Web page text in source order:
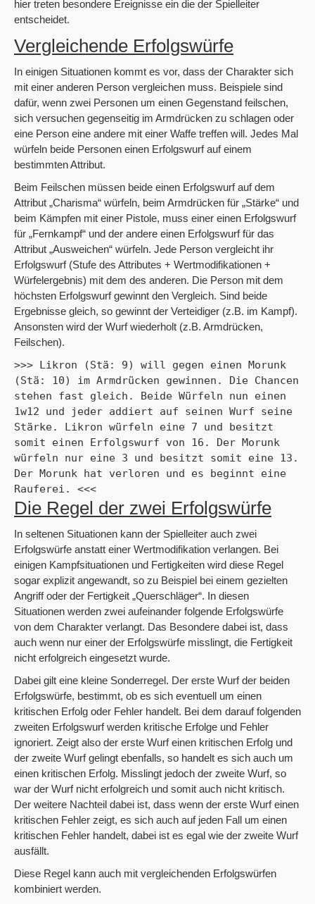
hier treten besondere Ereignisse ein die der Spielleiter
entscheidet.
Vergleichende Erfolgswürfe
In einigen Situationen kommt es vor, dass der Charakter sich
mit einer anderen Person vergleichen muss. Beispiele sind
dafür, wenn zwei Personen um einen Gegenstand feilschen,
sich versuchen gegenseitig im Armdrücken zu schlagen oder
eine Person eine andere mit einer Waffe treffen will. Jedes Mal
würfeln beide Personen einen Erfolgswurf auf einem
bestimmten Attribut.
Beim Feilschen müssen beide einen Erfolgswurf auf dem
Attribut „Charisma“ würfeln, beim Armdrücken für „Stärke“ und
beim Kämpfen mit einer Pistole, muss einer einen Erfolgswurf
für „Fernkampf“ und der andere einen Erfolgswurf für das
Attribut „Ausweichen“ würfeln. Jede Person vergleicht ihr
Erfolgswurf (Stufe des Attributes + Wertmodifikationen +
Würfelergebnis) mit dem des anderen. Die Person mit dem
höchsten Erfolgswurf gewinnt den Vergleich. Sind beide
Ergebnisse gleich, so gewinnt der Verteidiger (z.B. im Kampf).
Ansonsten wird der Wurf wiederholt (z.B. Armdrücken,
Feilschen).
>>> Likron (Stä: 9) will gegen einen Morunk
(Stä: 10) im Armdrücken gewinnen. Die Chancen
stehen fast gleich. Beide Würfeln nun einen
1w12 und jeder addiert auf seinen Wurf seine
Stärke. Likron würfeln eine 7 und besitzt
somit einen Erfolgswurf von 16. Der Morunk
würfeln nur eine 3 und besitzt somit eine 13.
Der Morunk hat verloren und es beginnt eine
Rauferei. <<<
Die Regel der zwei Erfolgswürfe
In seltenen Situationen kann der Spielleiter auch zwei
Erfolgswürfe anstatt einer Wertmodifikation verlangen. Bei
einigen Kampfsituationen und Fertigkeiten wird diese Regel
sogar explizit angewandt, so zu Beispiel bei einem gezielten
Angriff oder der Fertigkeit „Querschläger“. In diesen
Situationen werden zwei aufeinander folgende Erfolgswürfe
von dem Charakter verlangt. Das Besondere dabei ist, dass
auch wenn nur einer der Erfolgswürfe misslingt, die Fertigkeit
nicht erfolgreich eingesetzt wurde.
Dabei gilt eine kleine Sonderregel. Der erste Wurf der beiden
Erfolgswürfe, bestimmt, ob es sich eventuell um einen
kritischen Erfolg oder Fehler handelt. Bei dem darauf folgenden
zweiten Erfolgswurf werden kritische Erfolge und Fehler
ignoriert. Zeigt also der erste Wurf einen kritischen Erfolg und
der zweite Wurf gelingt ebenfalls, so handelt es sich auch um
einen kritischen Erfolg. Misslingt jedoch der zweite Wurf, so
war der Wurf nicht erfolgreich und somit auch nicht kritisch.
Der weitere Nachteil dabei ist, dass wenn der erste Wurf einen
kritischen Fehler zeigt, es sich auch auf jeden Fall um einen
kritischen Fehler handelt, dabei ist es egal wie der zweite Wurf
ausfällt.
Diese Regel kann auch mit vergleichenden Erfolgswürfen
kombiniert werden.